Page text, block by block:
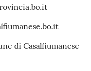
di Casalfiumanese